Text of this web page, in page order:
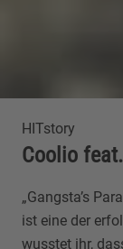
HITstory
Coolio
„Gangsta’s
ist eine der
wusstet ihr,